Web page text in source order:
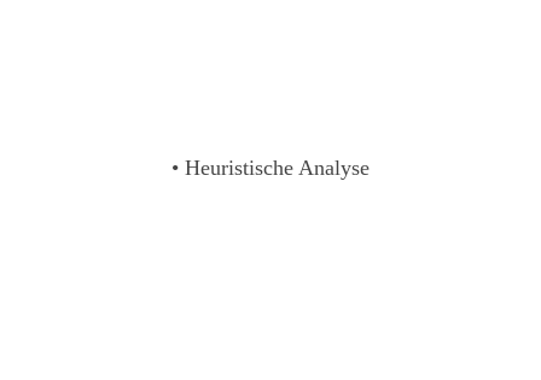
• Heuristische Analyse